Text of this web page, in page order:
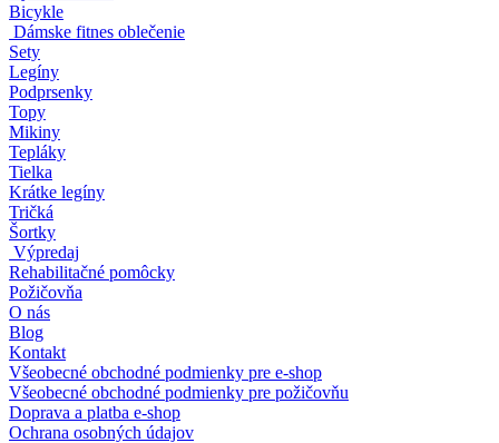
Bicykle
Dámske fitnes oblečenie
Sety
Legíny
Podprsenky
Topy
Mikiny
Tepláky
Tielka
Krátke legíny
Tričká
Šortky
Výpredaj
Rehabilitačné pomôcky
Požičovňa
O nás
Blog
Kontakt
Všeobecné obchodné podmienky pre e-shop
Všeobecné obchodné podmienky pre požičovňu
Doprava a platba e-shop
Ochrana osobných údajov